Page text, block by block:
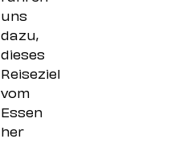
uns
dazu,
dieses
Reiseziel
vom
Essen
her